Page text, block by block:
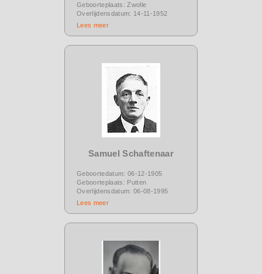
Geboorteplaats: Zwolle
Overlijdensdatum: 14-11-1952
Lees meer
Samuel Schaftenaar
Geboortedatum: 06-12-1905
Geboorteplaats: Putten
Overlijdensdatum: 06-08-1995
Lees meer